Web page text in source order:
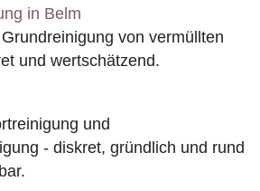
in Belm
von vermüllten
und wertschätzend.
und
- diskret, gründlich und rund